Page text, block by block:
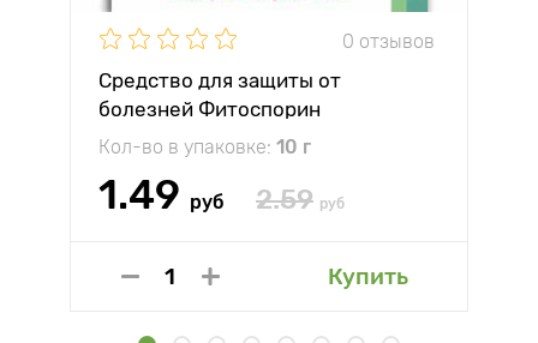
0 отзывов
Средство для защиты от
болезней Фитоспорин
Кол-во в упаковке: 10 г
1.49 руб 2.59 руб
Купить